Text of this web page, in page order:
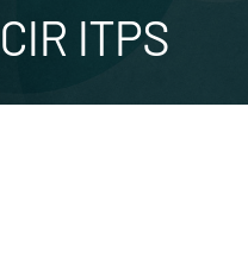
CIR ITPS